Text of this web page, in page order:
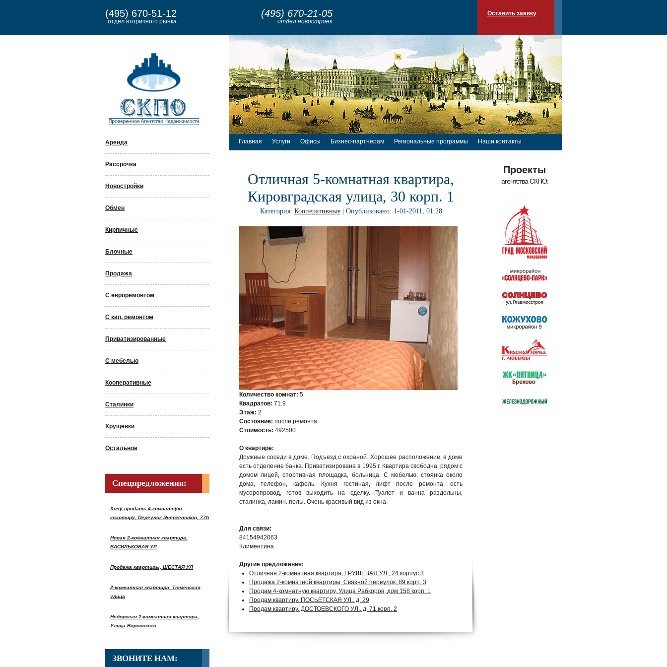
(495) 670-51-12
отдел вторичного рынка
(495) 670-21-05
отдел новостроек
Оставить заявку
Аренда
Рассрочка
Новостройки
Обмен
Кирпичные
Блочные
Продажа
С евроремонтом
С кап. ремонтом
Приватизированные
С мебелью
Кооперативные
Сталинки
Хрущевки
Остальное
Спецпредложения:
Хочу продать 4-комнатную
квартиру, Переулок Энергетиков, 77б
Новая 2-комнатная квартира,
ВАСИЛЬКОВАЯ УЛ
Продажа квартиры, ШЕСТАЯ УЛ
2-комнатная квартира, Тюменская
улица
Недорогая 2-комнатная квартира,
Улица Воровского
ЗВОНИТЕ НАМ:
Главная Услуги Офисы Бизнес-партнёрам Региональные программы Наши контакты
Отличная 5-комнатная квартира,
Кировградская улица, 30 корп. 1
Категория: Кооперативные| Опубликовано: 1-01-2011, 01:28
Количество комнат: 5
Квадратов: 71.9
Этаж: 2
Состояние: после ремонта
Стоимость: 492500
О квартире:
Дружные соседи в доме. Подъезд с охраной. Хорошее расположение, в доме
есть отделение банка. Приватизирована в 1995 г. Квартира свободна, рядом с
домом лицей, спортивная площадка, больница. С мебелью, стоянка около
дома, телефон, кафель. Кухня гостиная, лифт после ремонта, есть
мусоропровод, готов выходить на сделку. Туалет и ванна раздельны,
сталинка, ламин. полы. Очень красивый вид из окна.
Для связи:
84154942063
Климентина
Другие предложения:
Отличная 2-комнатная квартира, ГРУШЕВАЯ УЛ., 24 корпус 3
Продажа 2-комнатной квартиры, Связной переулок, 89 корп. 3
Продам 4-комнатную квартиру, Улица Рабкоров, дом 158 корп. 1
Продам квартиру, ПОСЬЕТСКАЯ УЛ., д. 29
Продам квартиру, ДОСТОЕВСКОГО УЛ., д. 71 корп. 2
Проекты
агентства СКПО: